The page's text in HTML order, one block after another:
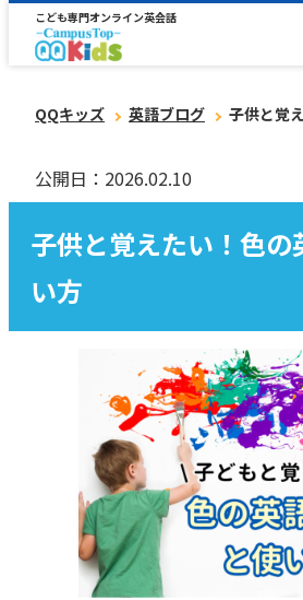
こども専門オンライン英会話
QQキッズ 英語ブログ 子供と覚えた
公開日：2026.02.10
子供と覚えたい！色の
い方